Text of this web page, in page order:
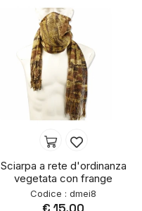
Sciarpa a rete d'ordinanza
vegetata con frange
Codice : dmei8